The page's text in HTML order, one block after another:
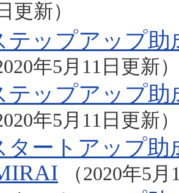
更新）
テップアップ
年5月11日更新）
テップアップ
年5月11日更新）
タートアップ
（2020年5